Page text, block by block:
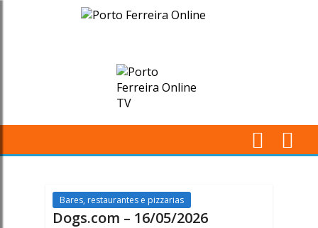
Dogs.com
16/05/2026
Online
Bares, restaurantes e pizzarias
Dogs.com – 16/05/2026